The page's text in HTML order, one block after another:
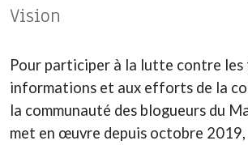
Vision
Pour participer à la lutte contre les
informations et aux efforts de la
la communauté des blogueurs du
met en œuvre depuis octobre